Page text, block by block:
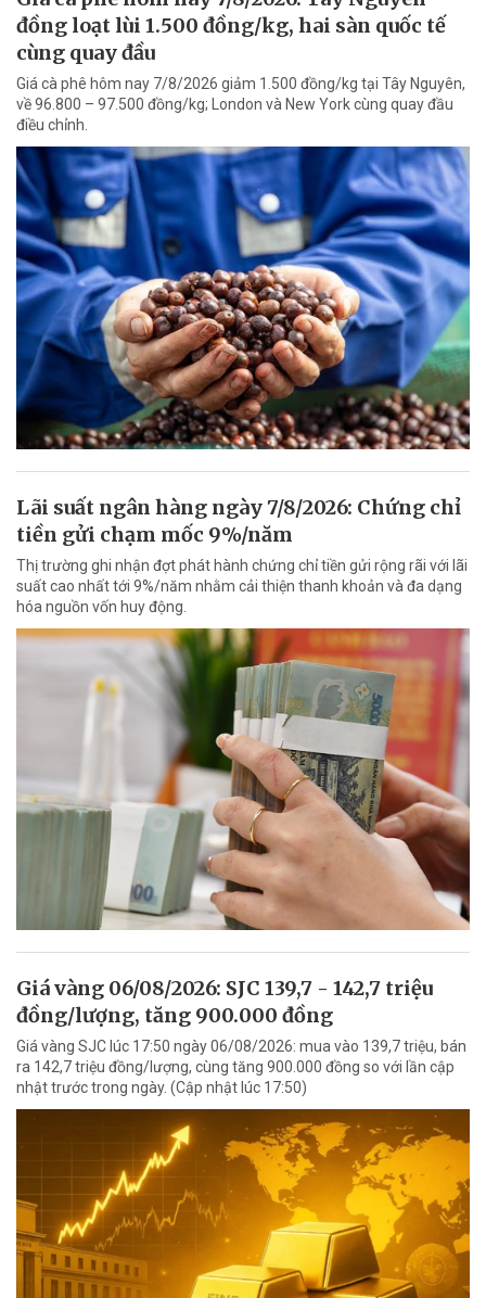
đồng loạt lùi 1.500 đồng/kg, hai sàn quốc tế
cùng quay đầu
Giá cà phê hôm nay 7/8/2026 giảm 1.500 đồng/kg tại Tây Nguyên,
về 96.800 – 97.500 đồng/kg; London và New York cùng quay đầu
điều chỉnh.
Lãi suất ngân hàng ngày 7/8/2026: Chứng chỉ
tiền gửi chạm mốc 9%/năm
Thị trường ghi nhận đợt phát hành chứng chỉ tiền gửi rộng rãi với lãi
suất cao nhất tới 9%/năm nhằm cải thiện thanh khoản và đa dạng
hóa nguồn vốn huy động.
Giá vàng 06/08/2026: SJC 139,7 - 142,7 triệu
đồng/lượng, tăng 900.000 đồng
Giá vàng SJC lúc 17:50 ngày 06/08/2026: mua vào 139,7 triệu, bán
ra 142,7 triệu đồng/lượng, cùng tăng 900.000 đồng so với lần cập
nhật trước trong ngày. (Cập nhật lúc 17:50)